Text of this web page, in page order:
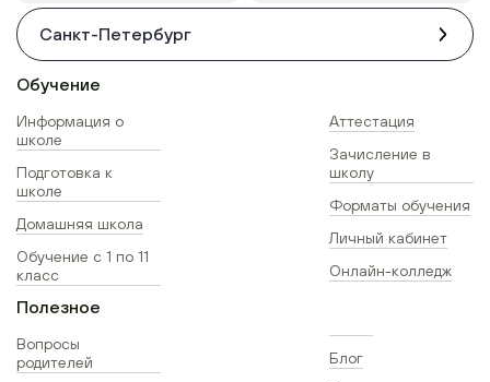
Санкт-Петербург
Обучение
Информация о
школе
Подготовка к
школе
Домашняя школа
Обучение с 1 по 11
класс
Аттестация
Зачисление в
школу
Форматы обучения
Личный кабинет
Онлайн-колледж
Полезное
Вопросы
родителей
Блог